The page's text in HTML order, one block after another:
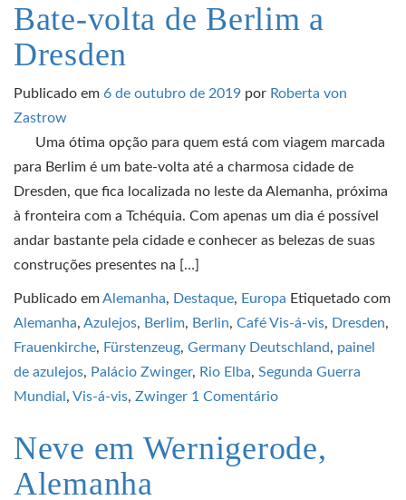
Bate-volta de Berlim a
Dresden
Publicado em 6 de outubro de 2019 por Roberta von
Zastrow
Uma ótima opção para quem está com viagem marcada
para Berlim é um bate-volta até a charmosa cidade de
Dresden, que fica localizada no leste da Alemanha, próxima
à fronteira com a Tchéquia. Com apenas um dia é possível
andar bastante pela cidade e conhecer as belezas de suas
construções presentes na […]
Publicado emAlemanha, Destaque, Europa Etiquetado com
Alemanha, Azulejos, Berlim, Berlin, Café Vis-á-vis, Dresden,
Frauenkirche, Fürstenzeug, Germany Deutschland, painel
de azulejos, Palácio Zwinger, Rio Elba, Segunda Guerra
Mundial , Vis-á-vis, Zwinger 1 Comentário
Neve em Wernigerode,
Alemanha